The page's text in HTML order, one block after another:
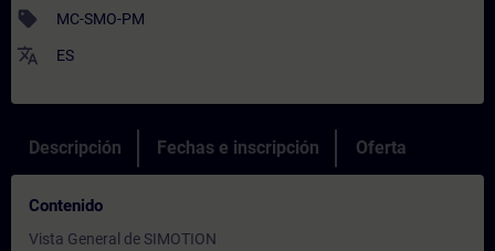
sell MC-SMO-PM
translate ES
Descripción Fechas e inscripción Oferta
Contenido
Vista General de SIMOTION